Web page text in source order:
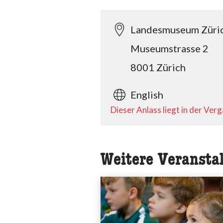
Landesmuseum
Museumstrasse 2
8001 Zürich
English
Dieser Anlass liegt in der
Weitere